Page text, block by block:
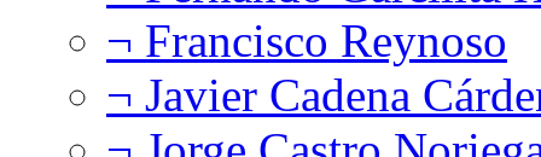
¬ Francisco Reynoso
¬ Javier Cadena